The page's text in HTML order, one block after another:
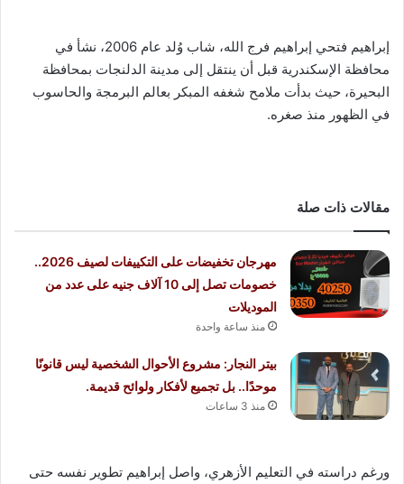
إبراهيم فتحي إبراهيم فرج الله، شاب وُلد عام 2006، نشأ في
محافظة الإسكندرية قبل أن ينتقل إلى مدينة الدلنجات بمحافظة
البحيرة، حيث بدأت ملامح شغفه المبكر بعالم البرمجة والحاسوب
في الظهور منذ صغره.
مقالات ذات صلة
مهرجان تخفيضات على التكييفات لصيف 2026..
خصومات تصل إلى 10 آلاف جنيه على عدد من
الموديلات
منذ ساعة واحدة
بيتر النجار: مشروع الأحوال الشخصية ليس قانونًا
موحدًا.. بل تجميع لأفكار ولوائح قديمة.
منذ 3 ساعات
ورغم دراسته في التعليم الأزهري، واصل إبراهيم تطوير نفسه حتى